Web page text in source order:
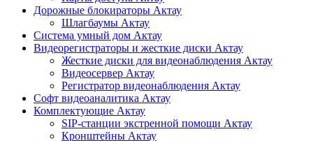
Дорожные блокираторы Актау
Шлагбаумы Актау
Система умный дом Актау
Видеорегистраторы и жесткие диски Актау
Жесткие диски для видеонаблюдения Актау
Видеосервер Актау
Регистратор видеонаблюдения Актау
Софт видеоаналитика Актау
Комплектующие Актау
SIP-станции экстренной помощи Актау
Кронштейны Актау